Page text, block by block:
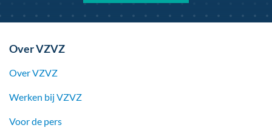
Over VZVZ
Over VZVZ
Werken bij VZVZ
Voor de pers